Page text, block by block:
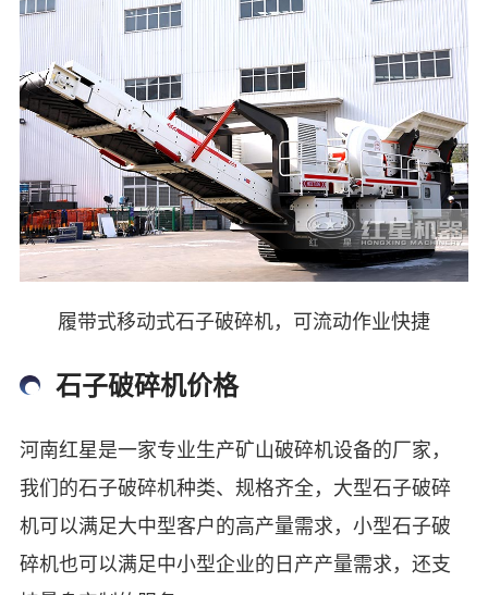
履带式移动式石子破碎机，可流动作业快捷
石子破碎机价格
河南红星是一家专业生产矿山破碎机设备的厂家，
我们的石子破碎机种类、规格齐全，大型石子破碎
机可以满足大中型客户的高产量需求，小型石子破
碎机也可以满足中小型企业的日产产量需求，还支